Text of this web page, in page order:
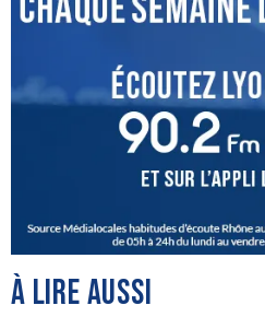
À LIRE AUSSI